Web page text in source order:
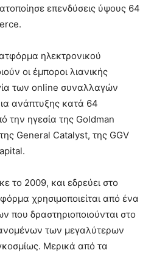
επενδύσεις ύψους 64
ηλεκτρονικού
οι έμποροι λιανικής
των online συναλλαγών
ανάπτυξης κατά 64
την ηγεσία της Goldman
General Catalyst, της GGV
το 2009, και εδρεύει στο
χρησιμοποιείται από ένα
που δραστηριοποιούνται στο
των μεγαλύτερων
Μερικά από τα